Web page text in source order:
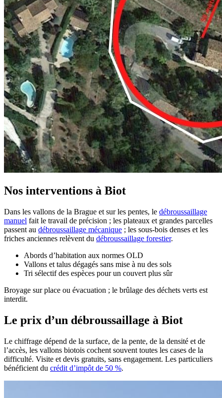
Nos interventions à Biot
Dans les vallons de la Brague et sur les pentes, le débroussaillage
manuel fait le travail de précision ; les plateaux et grandes parcelles
passent au débroussaillage mécanique ; les sous-bois denses et les
friches anciennes relèvent du débroussaillage forestier.
Abords d’habitation aux normes OLD
Vallons et talus dégagés sans mise à nu des sols
Tri sélectif des espèces pour un couvert plus sûr
Broyage sur place ou évacuation ; le brûlage des déchets verts est
interdit.
Le prix d’un débroussaillage à Biot
Le chiffrage dépend de la surface, de la pente, de la densité et de
l’accès, les vallons biotois cochent souvent toutes les cases de la
difficulté. Visite et devis gratuits, sans engagement. Les particuliers
bénéficient du crédit d’impôt de 50 %.